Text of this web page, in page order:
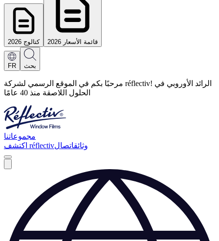
كتالوج 2026 قائمة الأسعار 2026
FR بحث
مرحبًا بكم في الموقع الرسمي لشركة réflectiv! الرائد الأوروبي في
الحلول اللاصقة منذ 40 عامًا
مجموعاتنا
اكتشف réflectiv
وثائقاتصال